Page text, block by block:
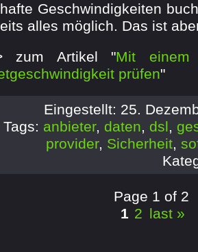
Geschwindigkeiten
alles möglich. Das ist
Artikel "Mit einem
prüfen"
Eingestellt: 25.
Tags: anbieter, daten, dsl,
provider, Sicherheit,
Page 1 of 2
1 2 last »